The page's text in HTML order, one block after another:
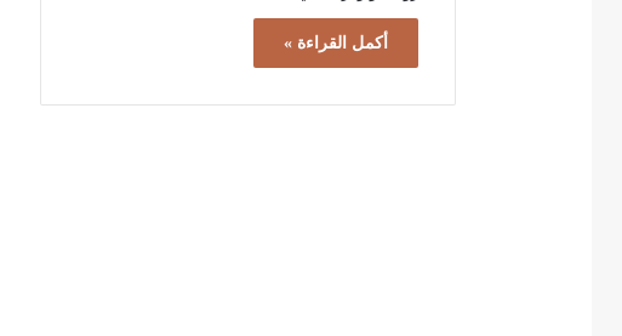
أكمل القراءة »